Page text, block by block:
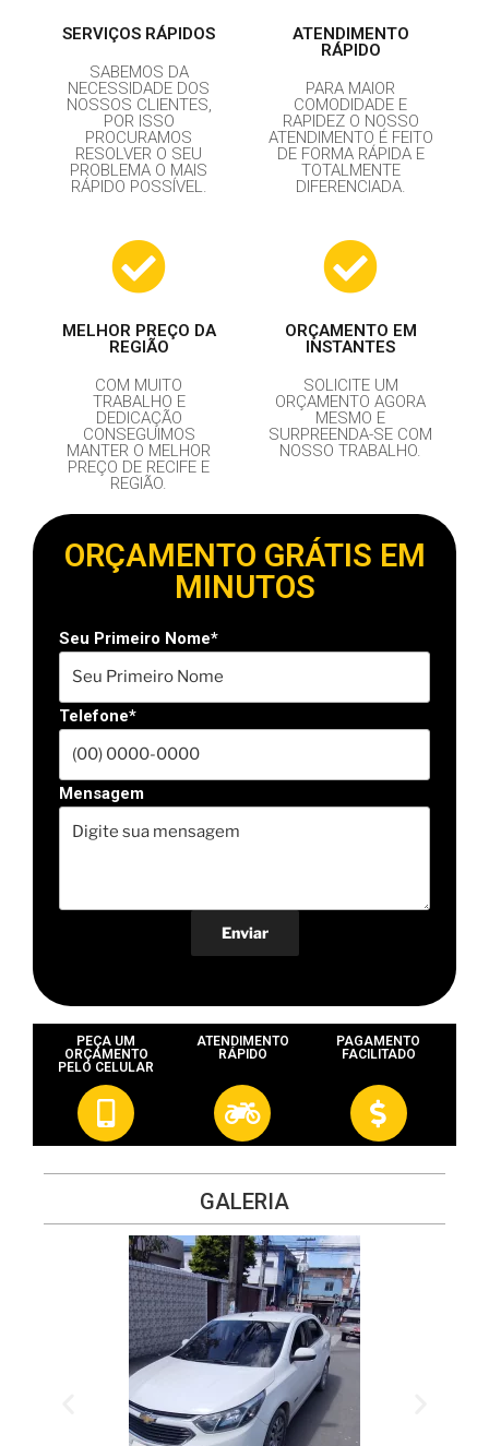
SERVIÇOS RÁPIDOS
SABEMOS DA
NECESSIDADE DOS
NOSSOS CLIENTES,
POR ISSO
PROCURAMOS
RESOLVER O SEU
PROBLEMA O MAIS
RÁPIDO POSSÍVEL.
ATENDIMENTO
RÁPIDO
PARA MAIOR
COMODIDADE E
RAPIDEZ O NOSSO
ATENDIMENTO É FEITO
DE FORMA RÁPIDA E
TOTALMENTE
DIFERENCIADA.
MELHOR PREÇO DA
REGIÃO
COM MUITO
TRABALHO E
DEDICAÇÃO
CONSEGUIMOS
MANTER O MELHOR
PREÇO DE RECIFE E
REGIÃO.
ORÇAMENTO EM
INSTANTES
SOLICITE UM
ORÇAMENTO AGORA
MESMO E
SURPREENDA-SE COM
NOSSO TRABALHO.
ORÇAMENTO GRÁTIS EM
MINUTOS
Seu Primeiro Nome*
Telefone*
Mensagem
PEÇA UM
ORÇAMENTO
PELO CELULAR
ATENDIMENTO
RÁPIDO
PAGAMENTO
FACILITADO
GALERIA